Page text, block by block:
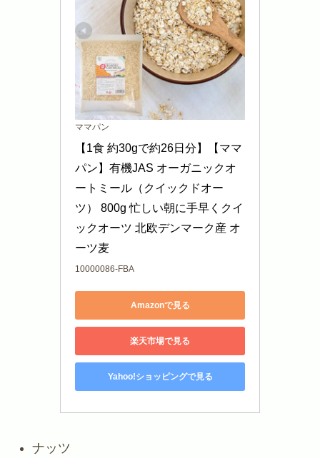
ママパン
【1食 約30gで約26日分】【ママ
パン】有機JAS オーガニックオ
ートミール（クイックドオー
ツ） 800g 忙しい朝に手早くクイ
ックオーツ 北欧デンマーク産 オ
ーツ麦
10000086-FBA
Amazonで見る
楽天市場で見る
Yahoo!ショッピングで見る
ナッツ